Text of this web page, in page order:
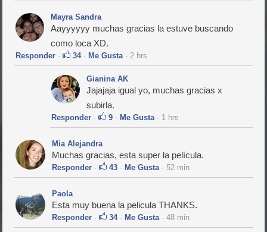
Mayra Sandra
Aayyyyyy muchas gracias la estuve buscando
como loca XD.
Responder · 34· Me Gusta· 2 hrs
Gianina AK
Jajajaja igual yo, muchas gracias x
subirla.
Responder · 9 · Me Gusta· 1 hrs
Mia Alejandra
Muchas gracias, esta super la película.
Responder · 43 · Me Gusta· 52 min
Paola
Esta muy buena la pelicula THANKS.
Responder · 34· Me Gusta· 48 min